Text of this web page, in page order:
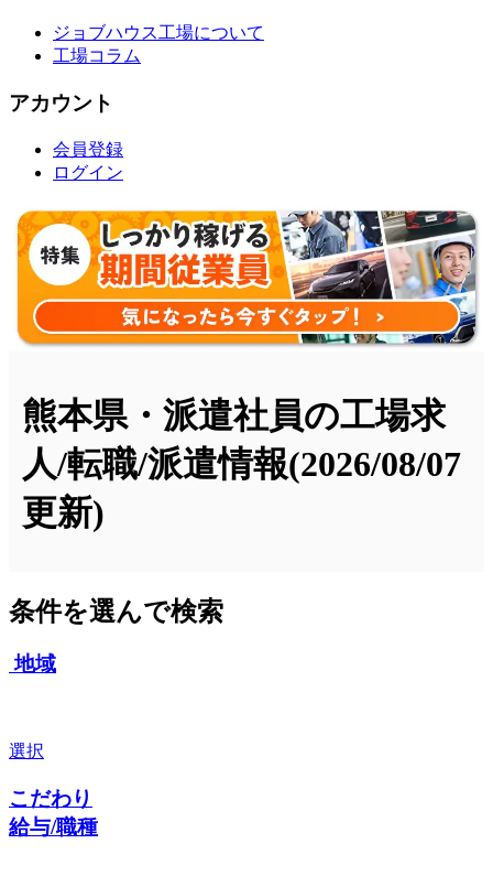
ジョブハウス工場について
工場コラム
アカウント
会員登録
ログイン
熊本県・派遣社員の工場求
人/転職/派遣情報(2026/08/07
更新)
条件を選んで検索
地域
選択
こだわり
給与/職種